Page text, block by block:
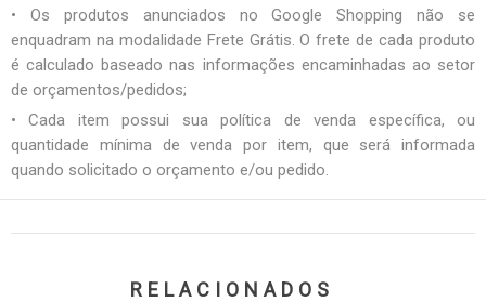
• Os produtos anunciados no Google Shopping não se
enquadram na modalidade Frete Grátis. O frete de cada produto
é calculado baseado nas informações encaminhadas ao setor
de orçamentos/pedidos;
• Cada item possui sua política de venda específica, ou
quantidade mínima de venda por item, que será informada
quando solicitado o orçamento e/ou pedido.
RELACIONADOS